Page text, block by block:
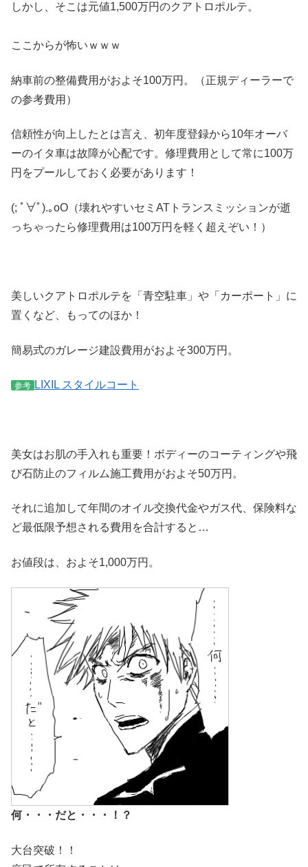
しかし、そこは元値1,500万円のクアトロポルテ。
ここからが怖いｗｗｗ
納車前の整備費用がおよそ100万円。（正規ディーラーで
の参考費用）
信頼性が向上したとは言え、初年度登録から10年オーバ
ーのイタ車は故障が心配です。修理費用として常に100万
円をプールしておく必要があります！
(; ﾟ∀ﾟ).｡oO （壊れやすいセミATトランスミッションが逝
っちゃったら修理費用は100万円を軽く超えぞい！）
美しいクアトロポルテを「青空駐車」や「カーポート」に
置くなど、もってのほか ！
簡易式のガレージ建設費用がおよそ300万円。
参考 LIXIL スタイルコート
美女はお肌の手入れも重要！ボディーのコーティングや飛
び石防止のフィルム施工費用がおよそ50万円。
それに追加して年間のオイル交換代金やガス代、保険料な
ど最低限予想される費用を合計すると…
お値段は、およそ1,000万円 。
何・・・だと・・・！？
大台突破！！